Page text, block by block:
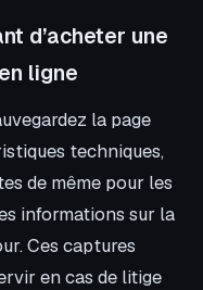
d’acheter une
ligne
la page
techniques,
de même pour les
informations sur la
Ces captures
en cas de litige